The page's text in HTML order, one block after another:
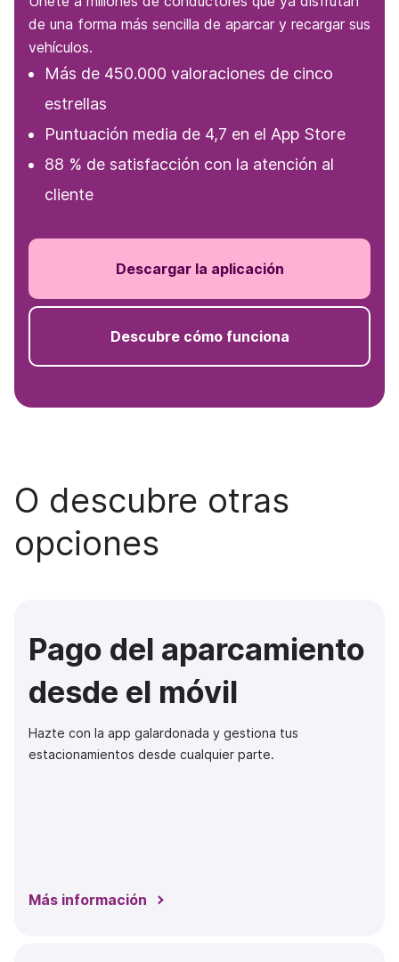
de una forma más sencilla de aparcar y recargar sus
vehículos.
Más de 450.000 valoraciones de cinco
estrellas
Puntuación media de 4,7 en el App Store
88 % de satisfacción con la atención al
cliente
Descargar la aplicación
Descubre cómo funciona
O descubre otras
opciones
Pago del aparcamiento
desde el móvil
Hazte con la app galardonada y gestiona tus
estacionamientos desde cualquier parte.
Más información